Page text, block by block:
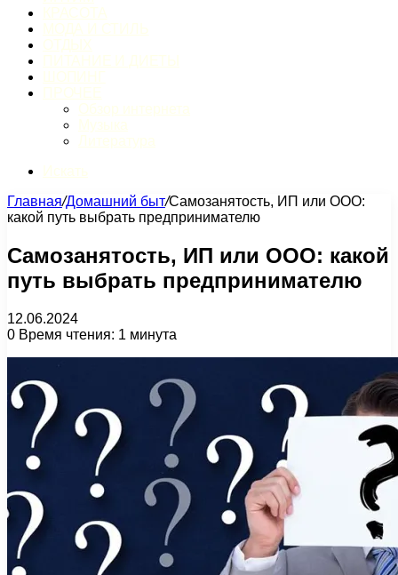
Главная/Домашний быт/Самозанятость, ИП или ООО:
какой путь выбрать предпринимателю
Самозанятость, ИП или ООО: какой
путь выбрать предпринимателю
12.06.2024
0 Время чтения: 1 минута